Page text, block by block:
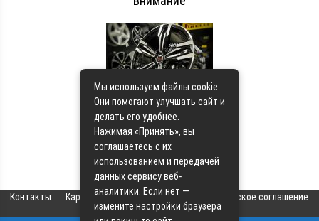
Как избежать
ошибок при выборе
первого
автомобиля
Контакты Карта сайта О сайте Пользовательское соглашение
Мы используем файлы cookie.
Они помогают улучшать сайт и
делать его удобнее.
Нажимая «Принять», вы
соглашаетесь с их
использованием и передачей
данных сервису веб-
аналитики. Если нет —
измените настройки браузера